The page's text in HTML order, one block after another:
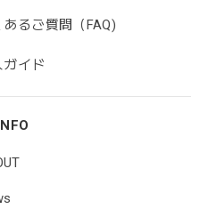
あるご質問（FAQ)
ガイド